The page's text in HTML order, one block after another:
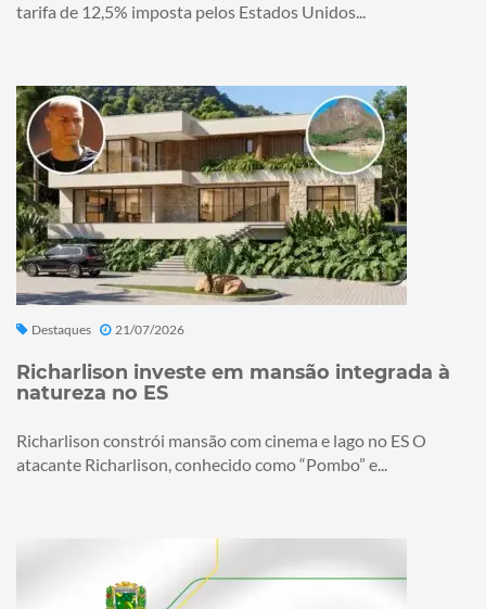
tarifa de 12,5% imposta pelos Estados Unidos...
Destaques 21/07/2026
Richarlison investe em mansão integrada à
natureza no ES
Richarlison constrói mansão com cinema e lago no ES O
atacante Richarlison, conhecido como “Pombo” e...